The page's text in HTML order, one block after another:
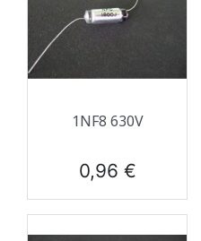
1NF8 630V
Prix
0,96 €